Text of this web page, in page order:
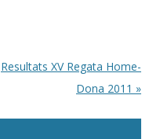
Resultats XV Regata Home-
Dona 2011 »